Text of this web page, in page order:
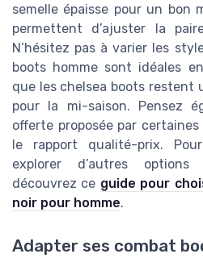
semelle épaisse pour un bon
permettent d’ajuster la
N’hésitez pas à varier les
boots homme sont idéales
que les chelsea boots restent
pour la mi-saison. Pensez
offerte proposée par
le rapport qualité-prix.
explorer d’autres
découvrez ce guide pour
noir pour homme.
Adapter ses combat